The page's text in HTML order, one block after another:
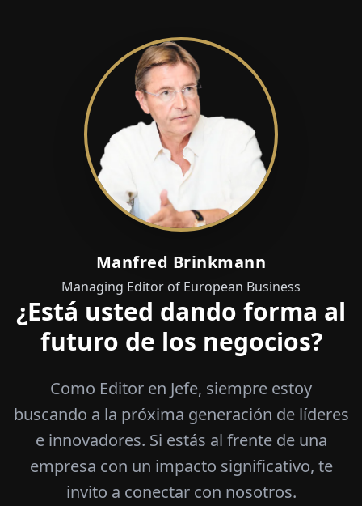
Manfred Brinkmann
Managing Editor of European Business
¿Está usted dando forma al
futuro de los negocios?
Como Editor en Jefe, siempre estoy
buscando a la próxima generación de líderes
e innovadores. Si estás al frente de una
empresa con un impacto significativo, te
invito a conectar con nosotros.